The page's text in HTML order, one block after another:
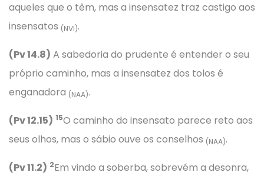
aqueles que o têm, mas a insensatez traz castigo aos
insensatos (NVI).
(Pv 14.8) A sabedoria do prudente é entender o seu
próprio caminho, mas a insensatez dos tolos é
enganadora (NAA).
(Pv 12.15) 15O caminho do insensato parece reto aos
seus olhos, mas o sábio ouve os conselhos (NAA).
(Pv 11.2) 2Em vindo a soberba, sobrevém a desonra,